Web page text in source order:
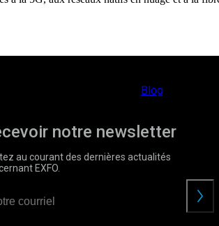
Blog
notre newsletter
au courant des dernières actualités
EXFO.